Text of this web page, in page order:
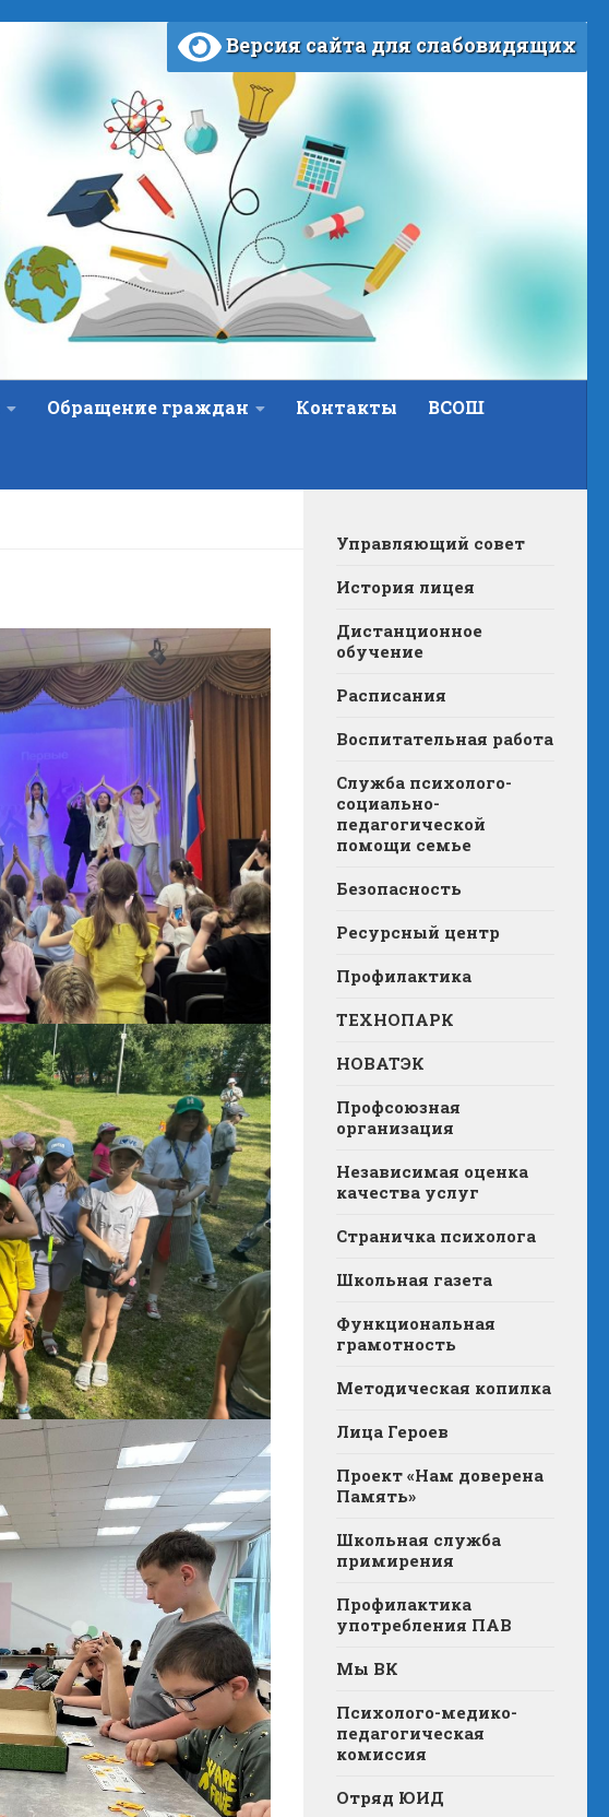
Версия сайта для слабовидящих
Обращение граждан Контакты ВСОШ
Управляющий совет
История лицея
Дистанционное
обучение
Расписания
Воспитательная работа
Служба психолого-
социально-
педагогической
помощи семье
Безопасность
Ресурсный центр
Профилактика
ТЕХНОПАРК
НОВАТЭК
Профсоюзная
организация
Независимая оценка
качества услуг
Страничка психолога
Школьная газета
Функциональная
грамотность
Методическая копилка
Лица Героев
Проект «Нам доверена
Память»
Школьная служба
примирения
Профилактика
употребления ПАВ
Мы ВК
Психолого-медико-
педагогическая
комиссия
Отряд ЮИД